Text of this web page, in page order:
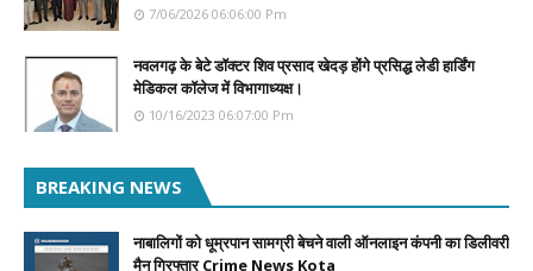
7/06/2026 06:06:00 Pm
नवलगढ़ के बेटे डॉक्टर शिव प्रसाद खेदड़ होंगे प्रसिद्ध लेडी हार्डिंग
मेडिकल कॉलेज में विभागाध्यक्ष।
10/16/2023 06:07:00 Pm
BREAKING NEWS
नाबालिगों को धूम्रपान सामग्री बेचने वाली ऑनलाइन कंपनी का डिलीवरी
मैन गिरफ्तार Crime News Kota